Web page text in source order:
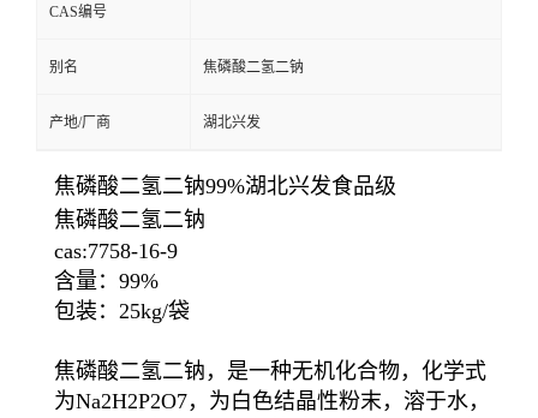
CAS编号
别名 焦磷酸二氢二钠
产地/厂商 湖北兴发
焦磷酸二氢二钠99%湖北兴发食品级
焦磷酸二氢二钠
cas:7758-16-9
含量：99%
包装：25kg/袋
焦磷酸二氢二钠，是一种无机化合物，化学式
为Na2H2P2O7，为白色结晶性粉末，溶于水，